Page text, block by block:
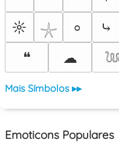
☼
𓇼 ⸰ ⤷
❝
☁
Mais Símbolos ▸▸
Emoticons Populares